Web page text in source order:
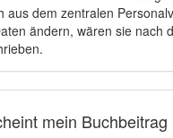
aus dem zentralen
ändern, wären sie
mein